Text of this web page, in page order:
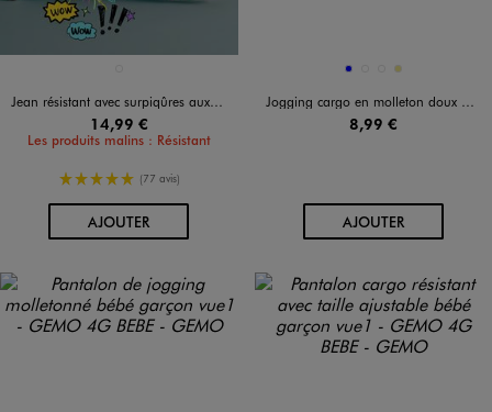
Jean résistant avec surpiqûres aux genoux bébé garçon
14,99 €
Les produits malins : Résistant
5/5 de moyenne
(77 avis)
AJOUTERAU PANIER
Disponible en 4 coloris
BLEU BLEU FONCE
GRIS CHINE
KAKI
Jogging cargo en molleton doux bébé garçon
8,99 €
AJOUTERAU PANIER